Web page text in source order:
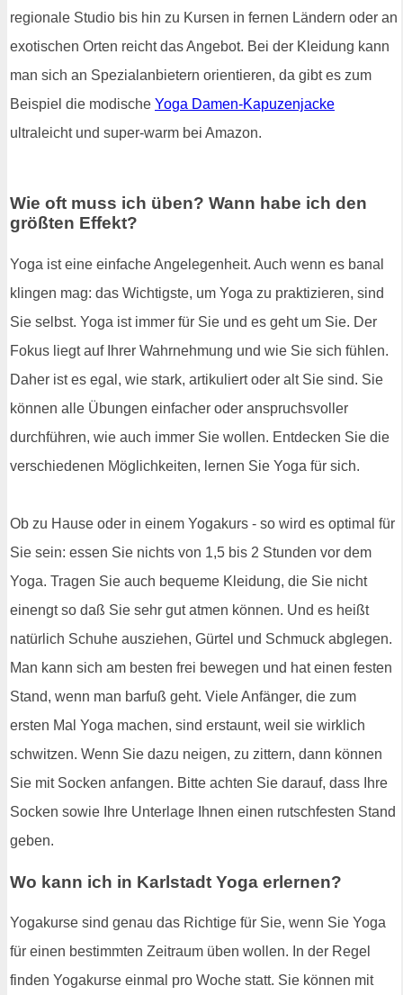
regionale Studio bis hin zu Kursen in fernen Ländern oder an
exotischen Orten reicht das Angebot. Bei der Kleidung kann
man sich an Spezialanbietern orientieren, da gibt es zum
Beispiel die modische Yoga Damen-Kapuzenjacke
ultraleicht und super-warm bei Amazon.
Wie oft muss ich üben? Wann habe ich den
größten Effekt?
Yoga ist eine einfache Angelegenheit. Auch wenn es banal
klingen mag: das Wichtigste, um Yoga zu praktizieren, sind
Sie selbst. Yoga ist immer für Sie und es geht um Sie. Der
Fokus liegt auf Ihrer Wahrnehmung und wie Sie sich fühlen.
Daher ist es egal, wie stark, artikuliert oder alt Sie sind. Sie
können alle Übungen einfacher oder anspruchsvoller
durchführen, wie auch immer Sie wollen. Entdecken Sie die
verschiedenen Möglichkeiten, lernen Sie Yoga für sich.
Ob zu Hause oder in einem Yogakurs - so wird es optimal für
Sie sein: essen Sie nichts von 1,5 bis 2 Stunden vor dem
Yoga. Tragen Sie auch bequeme Kleidung, die Sie nicht
einengt so daß Sie sehr gut atmen können. Und es heißt
natürlich Schuhe ausziehen, Gürtel und Schmuck abglegen.
Man kann sich am besten frei bewegen und hat einen festen
Stand, wenn man barfuß geht. Viele Anfänger, die zum
ersten Mal Yoga machen, sind erstaunt, weil sie wirklich
schwitzen. Wenn Sie dazu neigen, zu zittern, dann können
Sie mit Socken anfangen. Bitte achten Sie darauf, dass Ihre
Socken sowie Ihre Unterlage Ihnen einen rutschfesten Stand
geben.
Wo kann ich in Karlstadt Yoga erlernen?
Yogakurse sind genau das Richtige für Sie, wenn Sie Yoga
für einen bestimmten Zeitraum üben wollen. In der Regel
finden Yogakurse einmal pro Woche statt. Sie können mit